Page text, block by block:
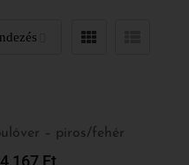
– piros/fehér
4 167 Ft